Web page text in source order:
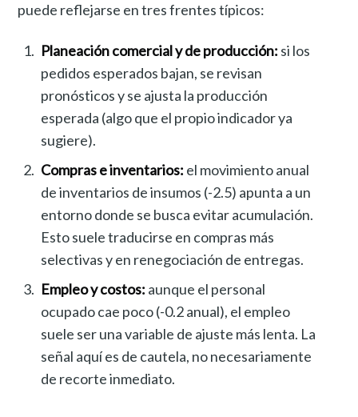
puede reflejarse en tres frentes típicos:
Planeación comercial y de producción: si los
pedidos esperados bajan, se revisan
pronósticos y se ajusta la producción
esperada (algo que el propio indicador ya
sugiere).
Compras e inventarios: el movimiento anual
de inventarios de insumos (-2.5) apunta a un
entorno donde se busca evitar acumulación.
Esto suele traducirse en compras más
selectivas y en renegociación de entregas.
Empleo y costos: aunque el personal
ocupado cae poco (-0.2 anual), el empleo
suele ser una variable de ajuste más lenta. La
señal aquí es de cautela, no necesariamente
de recorte inmediato.